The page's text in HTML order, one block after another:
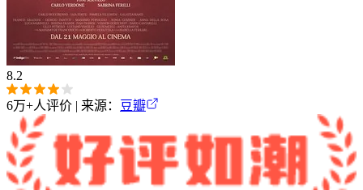
8.2
6万+人评价 | 来源： 豆瓣